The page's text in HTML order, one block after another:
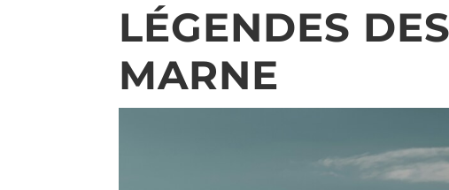
LÉGENDES
MARNE